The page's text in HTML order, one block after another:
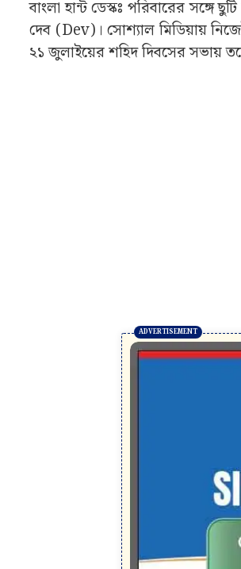
বাংলা হান্ট ডেস্কঃ পরিবারের
দেব (Dev)। সোশ্যাল মিডিয়ায়
২১ জুলাইয়ের শহিদ দিবসের সভায়